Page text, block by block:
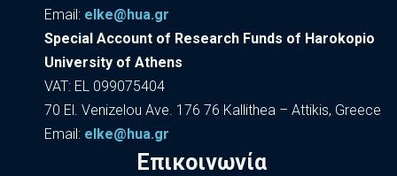
Εmail: elke@hua.gr
Special Account of Research Funds of Harokopio
University of Athens
VAT: EL 099075404
70 El. Venizelou Ave. 176 76 Kallithea – Attikis, Greece
Εmail: elke@hua.gr
Επικοινωνία